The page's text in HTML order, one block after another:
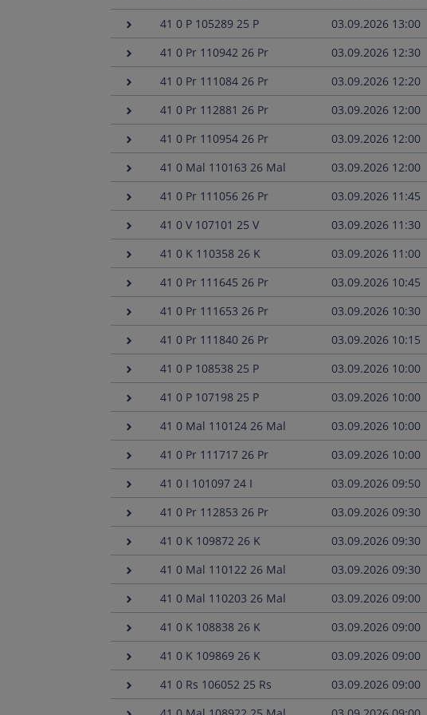
41 0 P 105289 25 P
03.09.2026 13:00
41 0 Pr 110942 26 Pr
03.09.2026 12:30
41 0 Pr 111084 26 Pr
03.09.2026 12:20
41 0 Pr 112881 26 Pr
03.09.2026 12:00
41 0 Pr 110954 26 Pr
03.09.2026 12:00
41 0 Mal 110163 26 Mal
03.09.2026 12:00
41 0 Pr 111056 26 Pr
03.09.2026 11:45
41 0 V 107101 25 V
03.09.2026 11:30
41 0 K 110358 26 K
03.09.2026 11:00
41 0 Pr 111645 26 Pr
03.09.2026 10:45
41 0 Pr 111653 26 Pr
03.09.2026 10:30
41 0 Pr 111840 26 Pr
03.09.2026 10:15
41 0 P 108538 25 P
03.09.2026 10:00
41 0 P 107198 25 P
03.09.2026 10:00
41 0 Mal 110124 26 Mal
03.09.2026 10:00
41 0 Pr 111717 26 Pr
03.09.2026 10:00
41 0 I 101097 24 I
03.09.2026 09:50
41 0 Pr 112853 26 Pr
03.09.2026 09:30
41 0 K 109872 26 K
03.09.2026 09:30
41 0 Mal 110122 26 Mal
03.09.2026 09:30
41 0 Mal 110203 26 Mal
03.09.2026 09:00
41 0 K 108838 26 K
03.09.2026 09:00
41 0 K 109869 26 K
03.09.2026 09:00
41 0 Rs 106052 25 Rs
03.09.2026 09:00